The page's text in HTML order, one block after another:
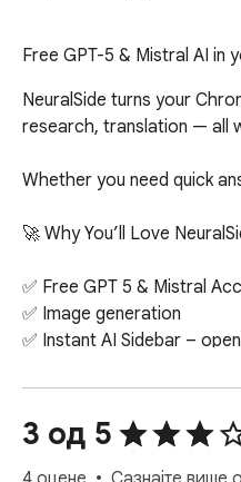
Free GPT-5 & Mistral AI
NeuralSide turns your
research, translation — all
Whether you need quick
🚀 Why You’ll Love
✅ Free GPT 5 & Mistral
✅ Image generation
✅ Instant AI Sidebar –
✅ AI Writing & Editing –
✅ Code Assistant – write,
✅ Multilingual Support –
✅ Minimal, Fast,
3 од 5